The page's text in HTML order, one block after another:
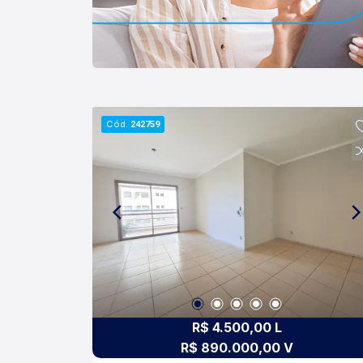
Cód. 242759
R$ 4.500,00 L
R$ 890.000,00 V